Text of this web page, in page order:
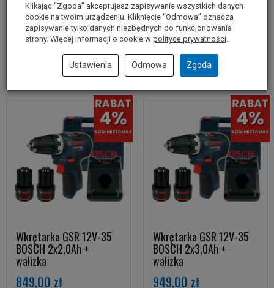
Do koszyka Do koszyka
Wkrętarka GSR 12V-35
BOSCH 2x2,0Ah +
walizka
849,00 zł
Wkrętarka GSR 12V-35
BOSCH 2x3,0Ah +
walizka
949,00 zł
Klikając “Zgoda” akceptujesz zapisywanie wszystkich danych
cookie na twoim urządzeniu. Kliknięcie “Odmowa” oznacza
zapisywanie tylko danych niezbędnych do funkcjonowania
strony. Więcej informacji o cookie w polityce prywatności.
Ustawienia Odmowa Zgoda